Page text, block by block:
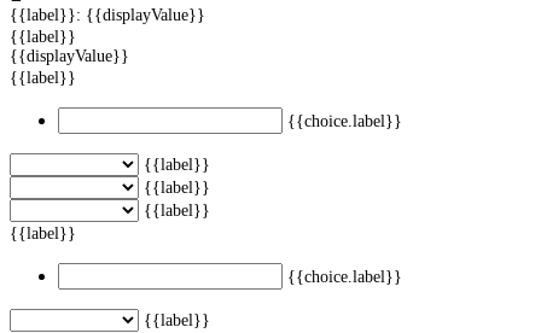
{{label}}: {{displayValue}}
{{label}}
{{displayValue}}
{{label}}
{{choice.label}}
{{label}}
{{label}}
{{label}}
{{label}}
{{choice.label}}
{{label}}